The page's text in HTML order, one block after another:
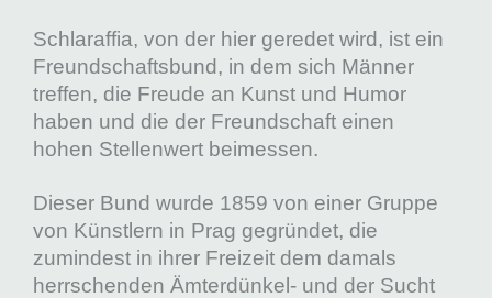
Schlaraffia, von der hier geredet wird, ist ein
Freundschaftsbund, in dem sich Männer
treffen, die Freude an Kunst und Humor
haben und die der Freundschaft einen
hohen Stellenwert beimessen.
Dieser Bund wurde 1859 von einer Gruppe
von Künstlern in Prag gegründet, die
zumindest in ihrer Freizeit dem damals
herrschenden Ämterdünkel- und der Sucht